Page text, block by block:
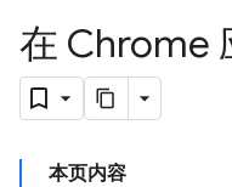
在 Chrome
本页内容